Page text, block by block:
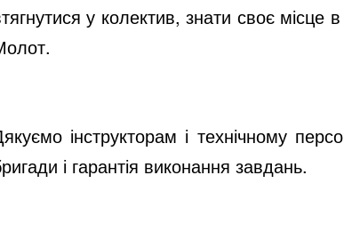
у колектив, знати своє
інструкторам і технічному
і гарантія виконання завдань.